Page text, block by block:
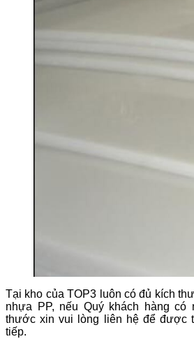
Tại kho của TOP3 luôn có đủ kích
nhựa PP, nếu Quý khách hàng có
thước xin vui lòng liên hệ để được
tiếp.